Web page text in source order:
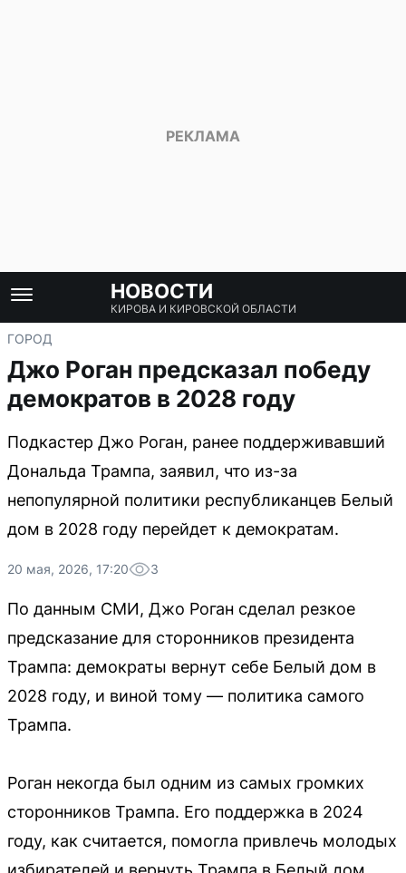
НОВОСТИ
КИРОВА И КИРОВСКОЙ ОБЛАСТИ
ГОРОД
Джо Роган предсказал победу
демократов в 2028 году
Подкастер Джо Роган, ранее поддерживавший
Дональда Трампа, заявил, что из-за
непопулярной политики республиканцев Белый
дом в 2028 году перейдет к демократам.
20 мая, 2026, 17:20 3
По данным СМИ, Джо Роган сделал резкое
предсказание для сторонников президента
Трампа: демократы вернут себе Белый дом в
2028 году, и виной тому — политика самого
Трампа.
Роган некогда был одним из самых громких
сторонников Трампа. Его поддержка в 2024
году, как считается, помогла привлечь молодых